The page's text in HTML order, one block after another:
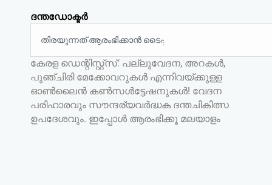
ദന്തഡോക്ടർ
കേരള ഡെന്റിസ്റ്റ്സ്: പല്ലുവേദന, അറകൾ,
പുഞ്ചിരി മേക്കോവറുകൾ എന്നിവയ്ക്കുള്ള
ഓൺലൈൻ കൺസൾട്ടേഷനുകൾ! വേദന
പരിഹാരവും സൗന്ദര്യവർദ്ധക ദന്തചികിത്സ
ഉപദേശവും. ഇപ്പോൾ ആരംഭിക്കൂ മലയാളം